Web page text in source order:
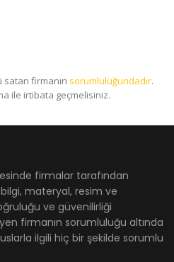
firmanın sorumluluğundadır.
ile irtibata geçmelisiniz.
firmalar tarafından
materyal, resim ve
ve güvenilirliği
firmanın sorumluluğu altında
ilgili hiç bir şekilde sorumlu